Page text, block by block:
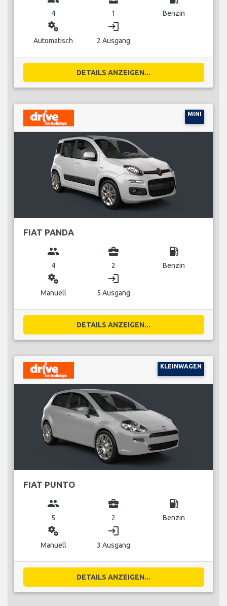
4 1 Benzin
miscellaneous_services
Automatisch
login
2 Ausgang
DETAILS ANZEIGEN...
MINI
FIAT PANDA
group
4
business_center
2
local_gas_station
Benzin
miscellaneous_services
Manuell
login
5 Ausgang
DETAILS ANZEIGEN...
KLEINWAGEN
FIAT PUNTO
group
5
business_center
2
local_gas_station
Benzin
miscellaneous_services
Manuell
login
3 Ausgang
DETAILS ANZEIGEN...